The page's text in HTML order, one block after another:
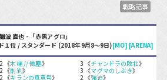
戦略記事
難波 直也 - 「赤黒アグロ」
１位 / スタンダード (2018年9月8〜9日)[MO] [ARENA]
2 《木端 // 微塵》
2 《削剥》
2 《キランの真意号》
3 《チャンドラの敗北》
3 《マグマのしぶき》
2 《強迫》